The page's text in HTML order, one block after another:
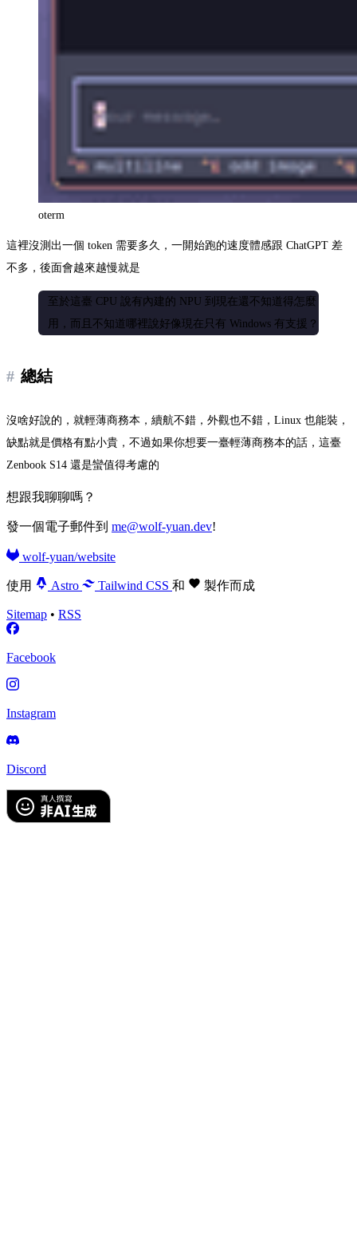
oterm
這裡沒測出一個 token 需要多久，一開始跑的速度體感跟 ChatGPT 差
不多，後面會越來越慢就是
至於這臺 CPU 說有內建的 NPU 到現在還不知道得怎麼
用，而且不知道哪裡說好像現在只有 Windows 有支援？
總結
沒啥好說的，就輕薄商務本，續航不錯，外觀也不錯，Linux 也能裝，
缺點就是價格有點小貴，不過如果你想要一臺輕薄商務本的話，這臺
Zenbook S14 還是蠻值得考慮的
想跟我聊聊嗎？
發一個電子郵件到 me@wolf-yuan.dev!
wolf-yuan/website
使用 Astro Tailwind CSS 和 製作而成
Sitemap • RSS
Facebook
Instagram
Discord